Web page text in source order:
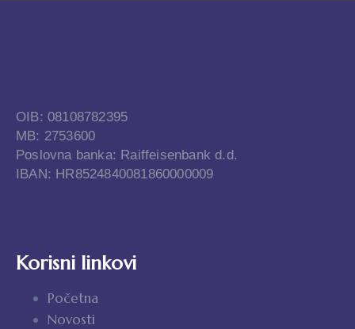
OIB: 08108782395
MB: 2753600
Poslovna banka: Raiffeisenbank d.d.
IBAN: HR8524840081860000009
Korisni linkovi
Početna
Novosti